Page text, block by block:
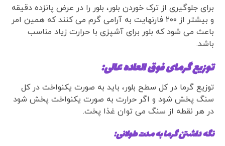
برای جلوگیری از ترک خوردن بلور، بلور را در عرض پانزده دقیقه
و بیشتر از ۲۰۰ فارنهایت به آرامی گرم می کنند که همین امر
باعث می شود که بلور برای آشپزی با حرارت زیاد مناسب
باشد.
توزیع گرمای فوق العاده عالی:
توزیع گرما در کل سطح بلور، باید به صورت یکنواخت در کل
سنگ پخش شود و اگر حرارت به صورت یکنواخت پخش شود
در هر نقطه از سنگ می توان غذا پخت.
نگه داشتن گرما به مدت طولانی: